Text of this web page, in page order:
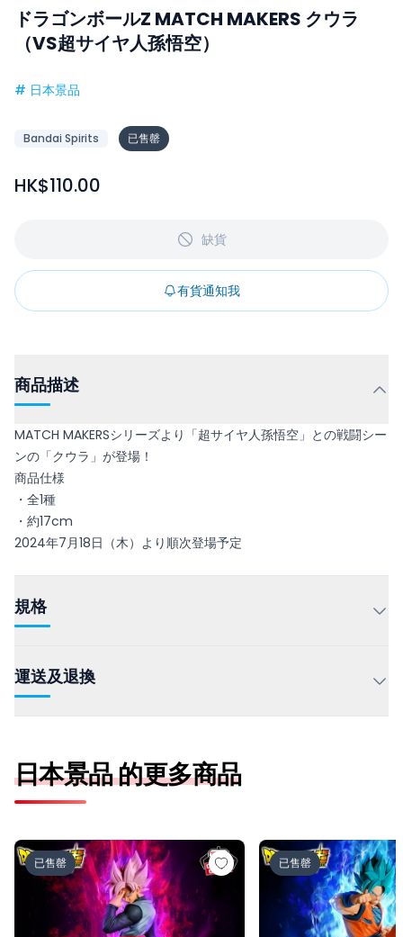
ドラゴンボールZ MATCH MAKERS クウラ
（VS超サイヤ人孫悟空）
# 日本景品
Bandai Spirits 已售罄
HK$110.00
缺貨
有貨通知我
商品描述
MATCH MAKERSシリーズより「超サイヤ人孫悟空」との戦闘シー
ンの「クウラ」が登場！
商品仕様
・全1種
・約17cm
2024年7月18日（木）より順次登場予定
規格
運送及退換
日本景品 的更多商品
ドラゴンボール超 MATCH MAKERS ゴクウブラック-超サ
已售罄
ドラゴンボール超
已售罄